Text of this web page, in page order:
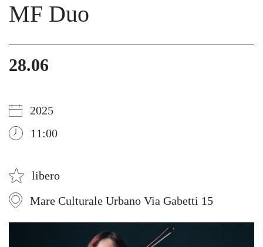
MF Duo
28.06
2025
11:00
libero
Mare Culturale Urbano Via Gabetti 15